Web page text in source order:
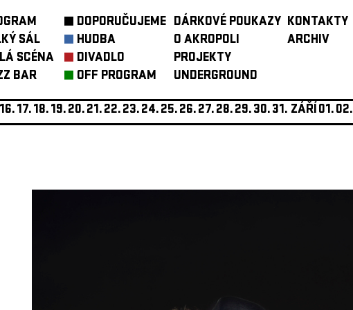
SÁL
SCÉNA
BAR
DOPORUČUJEME
HUDBA
DIVADLO
OFF PROGRAM
DÁRKOVÉ POUKAZY
O AKROPOLI
PROJEKTY
UNDERGROUND
KONTAKTY
ARCHIV
16.17.18.19.20.21.22.23.24.25.26.27.28.29.30.31. ZÁŘÍ01.02.